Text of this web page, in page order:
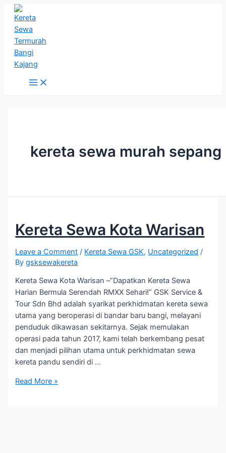
Skip
content
Main
Menu
kereta sewa murah sepang
Kereta Sewa Kota Warisan
Leave a Comment / Kereta Sewa GSK, Uncategorized /
Bygsksewakereta
Kereta Sewa Kota Warisan –”Dapatkan Kereta Sewa
Harian Bermula Serendah RMXX Sehari!” GSK Service &
Tour Sdn Bhd adalah syarikat perkhidmatan kereta sewa
utama yang beroperasi di bandar baru bangi, melayani
penduduk dikawasan sekitarnya. Sejak memulakan
operasi pada tahun 2017, kami telah berkembang pesat
dan menjadi pilihan utama untuk perkhidmatan sewa
kereta pandu sendiri di …
Kereta
Read More »